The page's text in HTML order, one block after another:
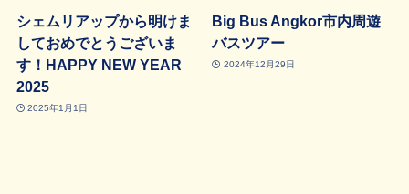
シェムリアップから明けま
しておめでとうございま
す！HAPPY NEW YEAR
2025
2025年1月1日
Big Bus Angkor市内周遊
バスツアー
2024年12月29日